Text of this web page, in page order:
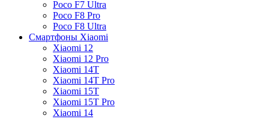
Poco F7 Ultra
Poco F8 Pro
Poco F8 Ultra
Смартфоны Xiaomi
Xiaomi 12
Xiaomi 12 Pro
Xiaomi 14T
Xiaomi 14T Pro
Xiaomi 15T
Xiaomi 15T Pro
Xiaomi 14